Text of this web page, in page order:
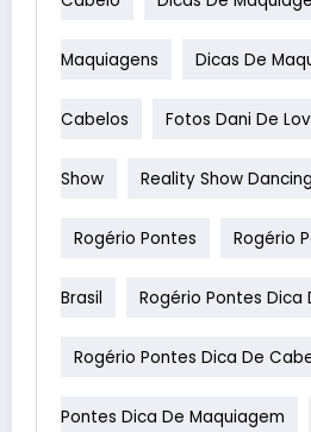
Maquiagens Dicas De
Cabelos Fotos Dani De
Show Reality Show
Rogério Pontes Rogério
Brasil Rogério Pontes Dica
Rogério Pontes Dica De
Pontes Dica De Maquiagem